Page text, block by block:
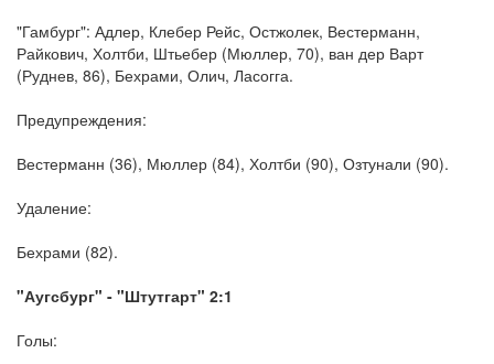
"Гамбург": Адлер, Клебер Рейс, Остжолек, Вестерманн,
Райкович, Холтби, Штьебер (Мюллер, 70), ван дер Варт
(Руднев, 86), Бехрами, Олич, Ласогга.
Предупреждения:
Вестерманн (36), Мюллер (84), Холтби (90), Озтунали (90).
Удаление:
Бехрами (82).
"Аугсбург" - "Штутгарт" 2:1
Голы: